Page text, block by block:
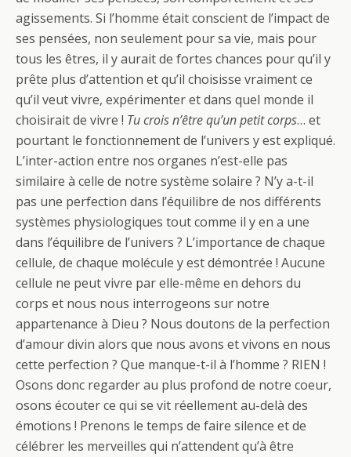
agissements. Si l’homme était conscient de l’impact de
ses pensées, non seulement pour sa vie, mais pour
tous les êtres, il y aurait de fortes chances pour qu’il y
prête plus d’attention et qu’il choisisse vraiment ce
qu’il veut vivre, expérimenter et dans quel monde il
choisirait de vivre ! Tu crois n’être qu’un petit corps… et
pourtant le fonctionnement de l’univers y est expliqué.
L’inter-action entre nos organes n’est-elle pas
similaire à celle de notre système solaire ? N’y a-t-il
pas une perfection dans l’équilibre de nos différents
systèmes physiologiques tout comme il y en a une
dans l’équilibre de l’univers ? L’importance de chaque
cellule, de chaque molécule y est démontrée ! Aucune
cellule ne peut vivre par elle-même en dehors du
corps et nous nous interrogeons sur notre
appartenance à Dieu ? Nous doutons de la perfection
d’amour divin alors que nous avons et vivons en nous
cette perfection ? Que manque-t-il à l’homme ? RIEN !
Osons donc regarder au plus profond de notre coeur,
osons écouter ce qui se vit réellement au-delà des
émotions ! Prenons le temps de faire silence et de
célébrer les merveilles qui n’attendent qu’à être